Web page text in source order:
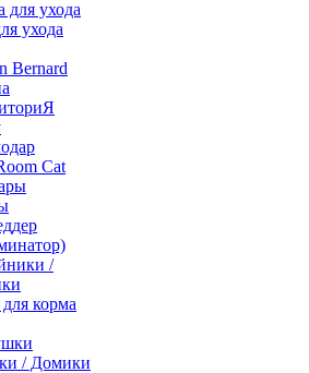
ухода
Bernard
Cat
/
корма
/ Домики